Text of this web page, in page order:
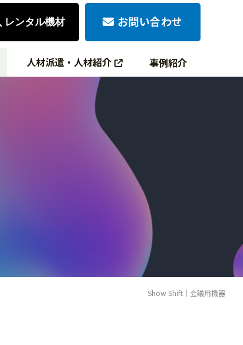
レンタル機材 お問い合わせ
人材派遣・人材紹介 事例紹介
Show Shift｜会議用機器